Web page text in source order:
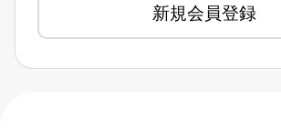
新規会員登録